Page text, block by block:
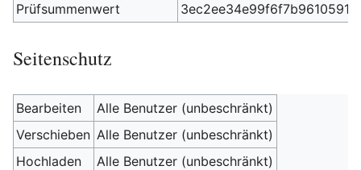
Prüfsummenwert
Seitenschutz
Bearbeiten
Alle Benutzer (unbeschränkt)
Verschieben Alle Benutzer (unbeschränkt)
Hochladen
Alle Benutzer (unbeschränkt)